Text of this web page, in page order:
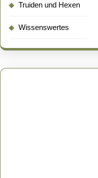
Truiden und Hexen
Wissenswertes